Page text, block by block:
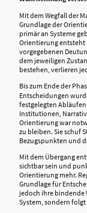
Mit dem Wegfall der
Grundlage der
primär an Systeme
Orientierung entsteht
vorgegebenen
dem jeweiligen
bestehen, verlieren
Bis zum Ende der
Entscheidungen
festgelegten
Institutionen,
Orientierung war
zu bleiben. Sie schuf
Bezugspunkten und
Mit dem Übergang
sichtbar sein und
Orientierung mehr.
Grundlage für
jedoch ihre bindende
System, sondern